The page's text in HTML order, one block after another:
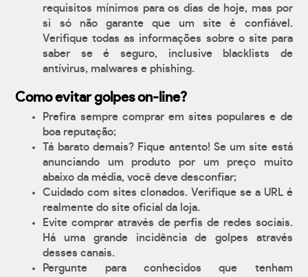
requisitos mínimos para os dias de hoje, mas por
si só não garante que um site é confiável.
Verifique todas as informações sobre o site para
saber se é seguro, inclusive blacklists de
antívirus, malwares e phishing.
Como evitar golpes on-line?
Prefira sempre comprar em sites populares e de
boa reputação;
Tá barato demais? Fique antento! Se um site está
anunciando um produto por um preço muito
abaixo da média, você deve desconfiar;
Cuidado com sites clonados. Verifique se a URL é
realmente do site oficial da loja.
Evite comprar através de perfis de redes sociais.
Há uma grande incidência de golpes através
desses canais.
Pergunte para conhecidos que tenham